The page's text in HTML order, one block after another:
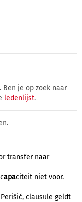
Ben je op zoek naar
ledenlijst.
transfer naar
apaciteit niet voor.
clausule geldt